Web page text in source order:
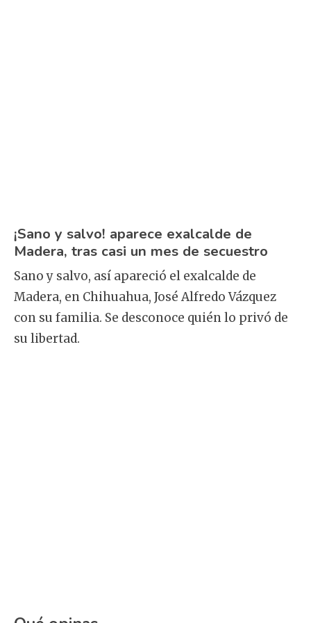
¡Sano y salvo! aparece exalcalde de
Madera, tras casi un mes de secuestro
Sano y salvo, así apareció el exalcalde de
Madera, en Chihuahua, José Alfredo Vázquez
con su familia. Se desconoce quién lo privó de
su libertad.